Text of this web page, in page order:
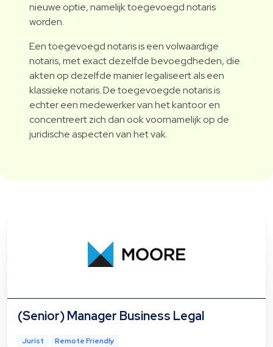
nieuwe optie, namelijk toegevoegd notaris
worden.
Een toegevoegd notaris is een volwaardige
notaris, met exact dezelfde bevoegdheden, die
akten op dezelfde manier legaliseert als een
klassieke notaris. De toegevoegde notaris is
echter een medewerker van het kantoor en
concentreert zich dan ook voornamelijk op de
juridische aspecten van het vak.
(Senior) Manager Business Legal
Jurist Remote Friendly